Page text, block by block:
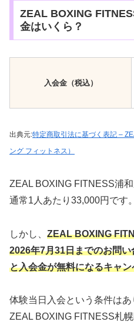
ZEAL BOXING
金はいくら？
入会金（税込）
出典元:特定商取引法に基づく表記 –
ング フィットネス）
ZEAL BOXING FITNESS浦
通常1人あたり33,000円です。
しかし、 ZEAL BOXING
2026年7月31日までのお問
と入会金が無料になるキャ
体験当日入会という条件は
ZEAL BOXING FITNESS札